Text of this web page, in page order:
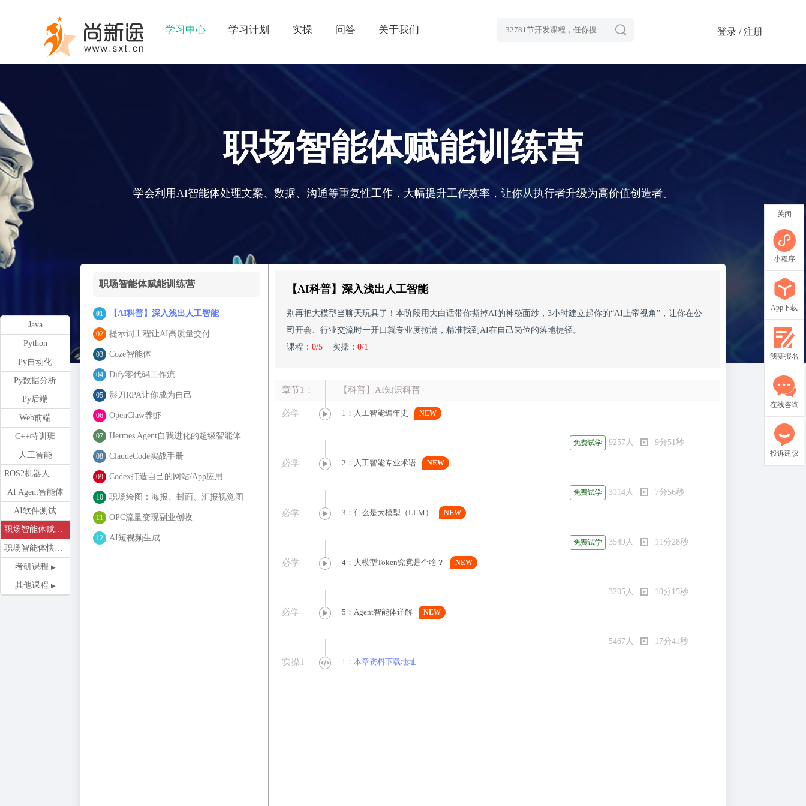
学习中心 学习计划 实操 问答 关于我们 登录 / 注册

职场智能体赋能训练营
学会利用AI智能体处理文案、数据、沟通等重复性工作，大幅提升工作效率，让你从执行者升级为高价值创造者。
职场智能体赋能训练营
01 【AI科普】深入浅出人工智能
02 提示词工程让AI高质量交付
03 Coze智能体
04 Dify零代码工作流
05 影刀RPA让你成为自己
06 OpenClaw养虾
07 Hermes Agent自我进化的超级智能体
08 ClaudeCode实战手册
09 Codex打造自己的网站/App应用
10 职场绘图：海报、封面、汇报视觉图
11 OPC流量变现副业创收
12 AI短视频生成
【AI科普】深入浅出人工智能
别再把大模型当聊天玩具了！本阶段用大白话带你撕掉AI的神秘面纱，3小时建立起你的“AI上帝视角”，让你在公
司开会、行业交流时一开口就专业度拉满，精准找到AI在自己岗位的落地捷径。
课程： 0/5实操： 0/1
章节1： 【科普】AI知识科普
必学 1：人工智能编年史 NEW
免费试学 9257人 9分51秒
必学 2：人工智能专业术语 NEW
免费试学 3114人 7分56秒
必学 3：什么是大模型（LLM） NEW
免费试学 3549人 11分28秒
必学 4：大模型Token究竟是个啥？ NEW
3205人 10分15秒
必学 5：Agent智能体详解 NEW
5467人 17分41秒
实操1 1：本章资料下载地址

Java
Python
Py自动化
Py数据分析
Py后端
Web前端
C++特训班
人工智能
ROS2机器人开发
AI Agent智能体
AI软件测试
职场智能体赋能训练营
职场智能体快速开发训练营
考研课程
其他课程
关闭
小程序
App下载
我要报名
在线咨询
投诉建议